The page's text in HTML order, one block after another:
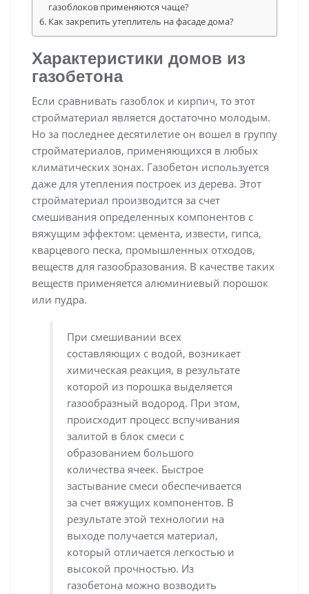
газоблоков применяются чаще?
Как закрепить утеплитель на фасаде дома?
Характеристики домов из
газобетона
Если сравнивать газоблок и кирпич, то этот
стройматериал является достаточно молодым.
Но за последнее десятилетие он вошел в группу
стройматериалов, применяющихся в любых
климатических зонах. Газобетон используется
даже для утепления построек из дерева. Этот
стройматериал производится за счет
смешивания определенных компонентов с
вяжущим эффектом: цемента, извести, гипса,
кварцевого песка, промышленных отходов,
веществ для газообразования. В качестве таких
веществ применяется алюминиевый порошок
или пудра.
При смешивании всех
составляющих с водой, возникает
химическая реакция, в результате
которой из порошка выделяется
газообразный водород. При этом,
происходит процесс вспучивания
залитой в блок смеси с
образованием большого
количества ячеек. Быстрое
застывание смеси обеспечивается
за счет вяжущих компонентов. В
результате этой технологии на
выходе получается материал,
который отличается легкостью и
высокой прочностью. Из
газобетона можно возводить